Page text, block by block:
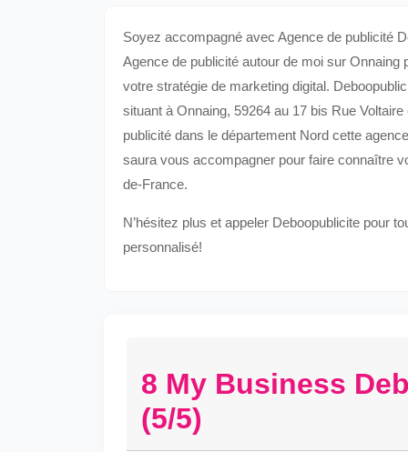
Soyez accompagné avec Agence de publicité
Agence de publicité autour de moi sur
votre stratégie de marketing digital.
situant à Onnaing, 59264 au 17 bis Rue
publicité dans le département Nord cette
saura vous accompagner pour faire connaître
de-France.
N’hésitez plus et appeler Deboopublicite pour
personnalisé!
8 My Business
(5/5)